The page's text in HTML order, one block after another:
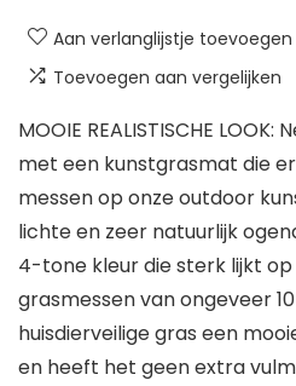
Aan verlanglijstje toevoegen
Toevoegen aan vergelijken
MOOIE REALISTISCHE
met een kunstgrasmat die
messen op onze outdoor
lichte en zeer natuurlijk
4-tone kleur die sterk lijkt
grasmessen van ongeveer
huisdierveilige gras een
en heeft het geen extra